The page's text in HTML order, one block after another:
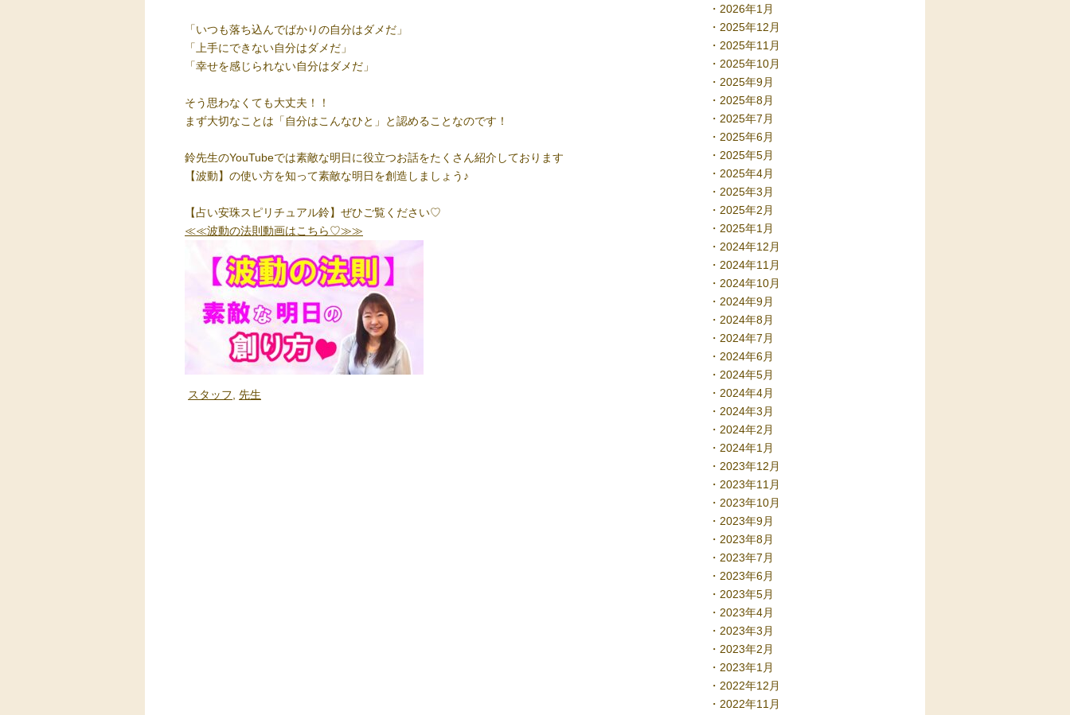
「いつも落ち込んでばかりの自分はダメだ」
「上手にできない自分はダメだ」
「幸せを感じられない自分はダメだ」
そう思わなくても大丈夫！！
まず大切なことは「自分はこんなひと」と認めることなのです！
鈴先生のYouTubeでは素敵な明日に役立つお話をたくさん紹介しております
【波動】の使い方を知って素敵な明日を創造しましょう♪
【占い安珠スピリチュアル鈴】ぜひご覧ください♡
≪≪波動の法則動画はこちら♡≫≫
スタッフ 先生
2026年1月
2025年12月
2025年11月
2025年10月
2025年9月
2025年8月
2025年7月
2025年6月
2025年5月
2025年4月
2025年3月
2025年2月
2025年1月
2024年12月
2024年11月
2024年10月
2024年9月
2024年8月
2024年7月
2024年6月
2024年5月
2024年4月
2024年3月
2024年2月
2024年1月
2023年12月
2023年11月
2023年10月
2023年9月
2023年8月
2023年7月
2023年6月
2023年5月
2023年4月
2023年3月
2023年2月
2023年1月
2022年12月
2022年11月